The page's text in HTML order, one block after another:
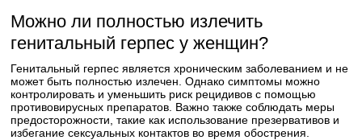
Можно ли полностью излечить
генитальный герпес у женщин?
Генитальный герпес является хроническим заболеванием и не
может быть полностью излечен. Однако симптомы можно
контролировать и уменьшить риск рецидивов с помощью
противовирусных препаратов. Важно также соблюдать меры
предосторожности, такие как использование презервативов и
избегание сексуальных контактов во время обострения.